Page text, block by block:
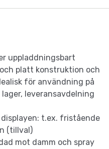
uppladdningsbart
platt konstruktion och
för användning på
leveransavdelning
t.ex. fristående
(tillval)
mot damm och spray